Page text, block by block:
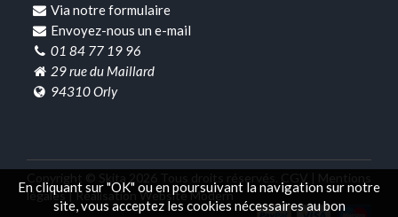
En cliquant sur "OK" ou en poursuivant la navigation sur notre
site, vous acceptez les cookies nécessaires au bon
Via notre formulaire
Envoyez-nous un e-mail
01 84 77 19 96
29 rue du Maillard
94310 Orly
légales |Réalisation Website Modern